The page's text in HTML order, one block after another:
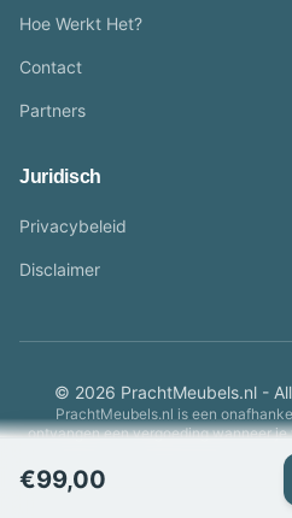
€99,00
Hoe Werkt Het?
Contact
Partners
Juridisch
Privacybeleid
Disclaimer
© 2026 PrachtMeubels.nl -
PrachtMeubels.nl is een
ontvangen een vergoeding wanneer